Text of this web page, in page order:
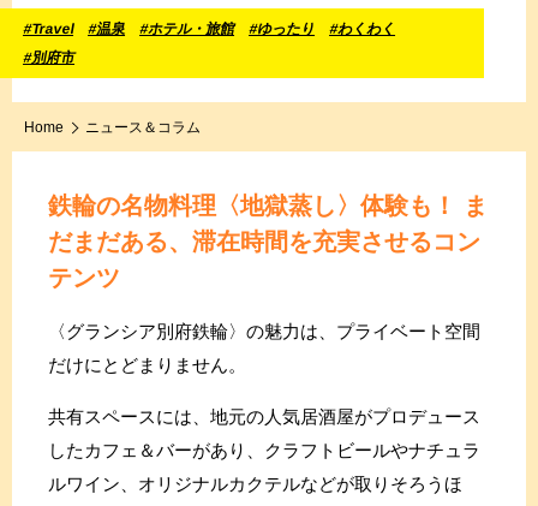
#Travel #温泉 #ホテル・旅館 #ゆったり
#わくわく
#別府市
Home ニュース＆コラム
鉄輪の名物料理〈地獄蒸し〉体験も！ ま
だまだある、滞在時間を充実させるコン
テンツ
〈グランシア別府鉄輪〉の魅力は、プライベート空間
だけにとどまりません。
共有スペースには、地元の人気居酒屋がプロデュース
したカフェ＆バーがあり、クラフトビールやナチュラ
ルワイン、オリジナルカクテルなどが取りそろうほ